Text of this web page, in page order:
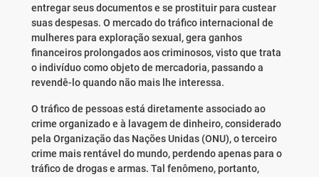
entregar seus documentos e se prostituir para custear
suas despesas. O mercado do tráfico internacional de
mulheres para exploração sexual, gera ganhos
financeiros prolongados aos criminosos, visto que trata
o indivíduo como objeto de mercadoria, passando a
revendê-lo quando não mais lhe interessa.
O tráfico de pessoas está diretamente associado ao
crime organizado e à lavagem de dinheiro, considerado
pela Organização das Nações Unidas (ONU), o terceiro
crime mais rentável do mundo, perdendo apenas para o
tráfico de drogas e armas. Tal fenômeno, portanto,